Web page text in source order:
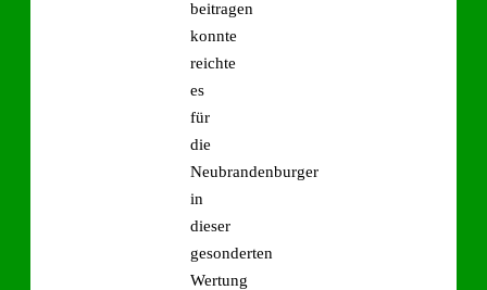
beitragen
konnte
reichte
es
für
die
Neubrandenburger
in
dieser
gesonderten
Wertung